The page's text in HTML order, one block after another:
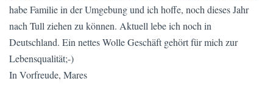
habe Familie in der Umgebung und ich hoffe, noch dieses Jahr
nach Tull ziehen zu können. Aktuell lebe ich noch in
Deutschland. Ein nettes Wolle Geschäft gehört für mich zur
Lebensqualität;-)
In Vorfreude, Mares